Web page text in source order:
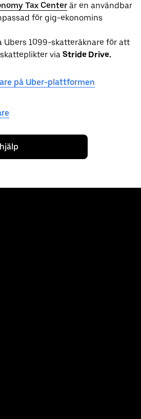
Tax Center är en användbar
för gig-ekonomins
Ubers 1099-skatteräknare för att
via Stride Drive.
på Uber-plattformen